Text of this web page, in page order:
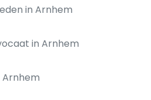
in Arnhem
in Arnhem
Arnhem